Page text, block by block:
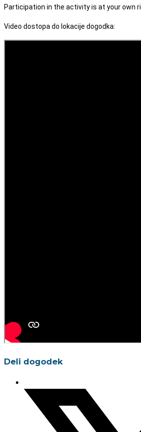
Participation in the activity is at your own
Video dostopa do lokacije dogodka:
Deli dogodek